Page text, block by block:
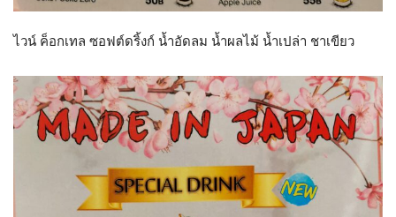
ไวน์ ค็อกเทล ซอฟต์ดริ้งก์ น้ำอัดลม น้ำผลไม้ น้ำเปล่า ชาเขียว